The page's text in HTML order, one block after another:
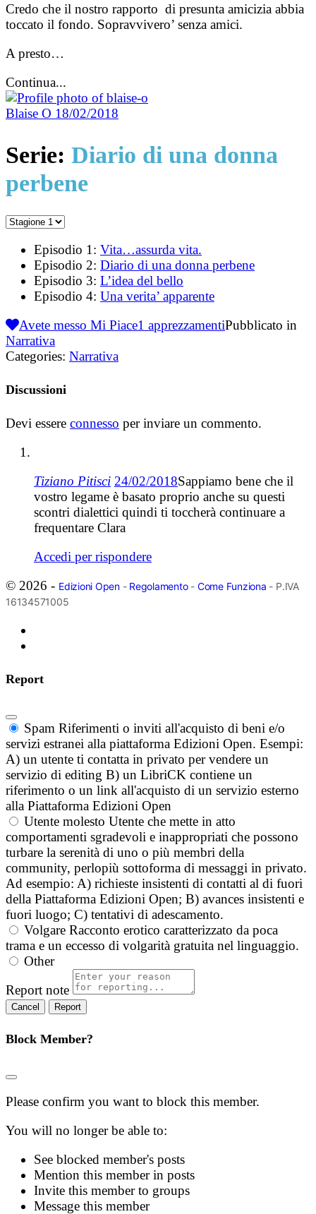
Credo che il nostro rapporto di presunta amicizia abbia
toccato il fondo. Sopravvivero’ senza amici.
A presto…
Continua...
Blaise O 18/02/2018
Serie: Diario di una donna
perbene
Episodio 1: Vita…assurda vita.
Episodio 2: Diario di una donna perbene
Episodio 3: L’idea del bello
Episodio 4: Una verita’ apparente
Avete messo Mi Piace1 apprezzamentiPubblicato in
Narrativa
Categories: Narrativa
Discussioni
Devi essere connesso per inviare un commento.
Tiziano Pitisci 24/02/2018Sappiamo bene che il
vostro legame è basato proprio anche su questi
scontri dialettici quindi ti toccherà continuare a
frequentare Clara
Accedi per rispondere
© 2026 - Edizioni Open- Regolamento- Come Funziona - P.IVA
16134571005
Report
Spam Riferimenti o inviti all'acquisto di beni e/o
servizi estranei alla piattaforma Edizioni Open. Esempi:
A) un utente ti contatta in privato per vendere un
servizio di editing B) un LibriCK contiene un
riferimento o un link all'acquisto di un servizio esterno
alla Piattaforma Edizioni Open
Utente molesto Utente che mette in atto
comportamenti sgradevoli e inappropriati che possono
turbare la serenità di uno o più membri della
community, perlopiù sottoforma di messaggi in privato.
Ad esempio: A) richieste insistenti di contatti al di fuori
della Piattaforma Edizioni Open; B) avances insistenti e
fuori luogo; C) tentativi di adescamento.
Volgare Racconto erotico caratterizzato da poca
trama e un eccesso di volgarità gratuita nel linguaggio.
Other
Report note
Report
Block Member?
Please confirm you want to block this member.
You will no longer be able to:
See blocked member's posts
Mention this member in posts
Invite this member to groups
Message this member